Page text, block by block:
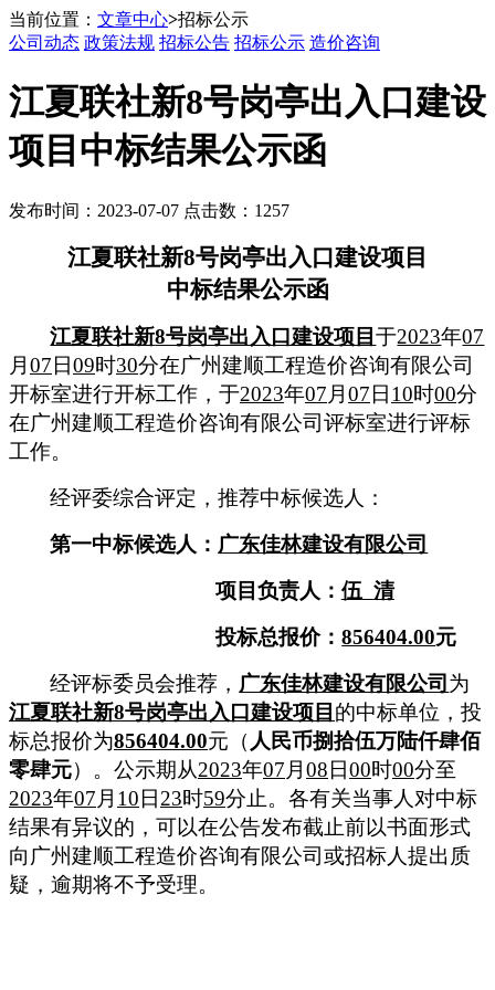
当前位置： 文章中心>招标公示
公司动态 政策法规 招标公告 招标公示 造价咨询
江夏联社新8号岗亭出入口建设
项目中标结果公示函
发布时间：2023-07-07 点击数：1257
江夏联社新8号岗亭出入口建设项目
中标结果公示函
江夏联社新8号岗亭出入口建设项目于2023年07
月 07 日09时30分在广州建顺工程造价咨询有限公司
开标室进行开标工作，于2023年07 月 07 日 10时00分
在广州建顺工程造价咨询有限公司评标室进行评标
工作。
经评委综合评定，推荐中标候选人：
第一中标候选人： 广东佳林建设有限公司
项目负责人： 伍 清
投标总报价：856404.00元
经评标委员会推荐 ， 广东佳林建设有限公司 为
江夏联社新8号岗亭出入口建设项目 的中标单位 ， 投
标总报价为856404.00元（ 人民币捌拾伍万陆仟肆佰
零肆元） 。 公示期从2023年07 月 08 日00时00分至
2023年07 月 10 日 23时59分止。各有关当事人对中标
结果有异议的，可以在公告发布截止前以书面形式
向广州建顺工程造价咨询有限公司或招标人提出质
疑，逾期将不予受理。